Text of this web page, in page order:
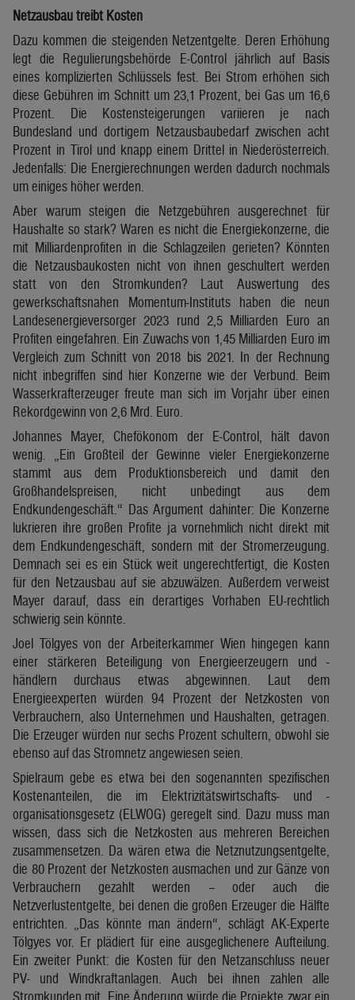
Netzausbau treibt Kosten
Dazu kommen die steigenden Netzentgelte. Deren Erhöhung
legt die Regulierungsbehörde E-Control jährlich auf Basis
eines komplizierten Schlüssels fest. Bei Strom erhöhen sich
diese Gebühren im Schnitt um 23,1 Prozent, bei Gas um 16,6
Prozent. Die Kostensteigerungen variieren je nach
Bundesland und dortigem Netzausbaubedarf zwischen acht
Prozent in Tirol und knapp einem Drittel in Niederösterreich.
Jedenfalls: Die Energierechnungen werden dadurch nochmals
um einiges höher werden.
Aber warum steigen die Netzgebühren ausgerechnet für
Haushalte so stark? Waren es nicht die Energiekonzerne, die
mit Milliardenprofiten in die Schlagzeilen gerieten? Könnten
die Netzausbaukosten nicht von ihnen geschultert werden
statt von den Stromkunden? Laut Auswertung des
gewerkschaftsnahen Momentum-Instituts haben die neun
Landesenergieversorger 2023 rund 2,5 Milliarden Euro an
Profiten eingefahren. Ein Zuwachs von 1,45 Milliarden Euro im
Vergleich zum Schnitt von 2018 bis 2021. In der Rechnung
nicht inbegriffen sind hier Konzerne wie der Verbund. Beim
Wasserkrafterzeuger freute man sich im Vorjahr über einen
Rekordgewinn von 2,6 Mrd. Euro.
Johannes Mayer, Chefökonom der E-Control, hält davon
wenig. „Ein Großteil der Gewinne vieler Energiekonzerne
stammt aus dem Produktionsbereich und damit den
Großhandelspreisen, nicht unbedingt aus dem
Endkundengeschäft.“ Das Argument dahinter: Die Konzerne
lukrieren ihre großen Profite ja vornehmlich nicht direkt mit
dem Endkundengeschäft, sondern mit der Stromerzeugung.
Demnach sei es ein Stück weit ungerechtfertigt, die Kosten
für den Netzausbau auf sie abzuwälzen. Außerdem verweist
Mayer darauf, dass ein derartiges Vorhaben EU-rechtlich
schwierig sein könnte.
Joel Tölgyes von der Arbeiterkammer Wien hingegen kann
einer stärkeren Beteiligung von Energieerzeugern und -
händlern durchaus etwas abgewinnen. Laut dem
Energieexperten würden 94 Prozent der Netzkosten von
Verbrauchern, also Unternehmen und Haushalten, getragen.
Die Erzeuger würden nur sechs Prozent schultern, obwohl sie
ebenso auf das Stromnetz angewiesen seien.
Spielraum gebe es etwa bei den sogenannten spezifischen
Kostenanteilen, die im Elektrizitätswirtschafts- und -
organisationsgesetz (ELWOG) geregelt sind. Dazu muss man
wissen, dass sich die Netzkosten aus mehreren Bereichen
zusammensetzen. Da wären etwa die Netznutzungsentgelte,
die 80 Prozent der Netzkosten ausmachen und zur Gänze von
Verbrauchern gezahlt werden – oder auch die
Netzverlustentgelte, bei denen die großen Erzeuger die Hälfte
entrichten. „Das könnte man ändern“, schlägt AK-Experte
Tölgyes vor. Er plädiert für eine ausgeglichenere Aufteilung.
Ein zweiter Punkt: die Kosten für den Netzanschluss neuer
PV- und Windkraftanlagen. Auch bei ihnen zahlen alle
Stromkunden mit. Eine Änderung würde die Projekte zwar ein